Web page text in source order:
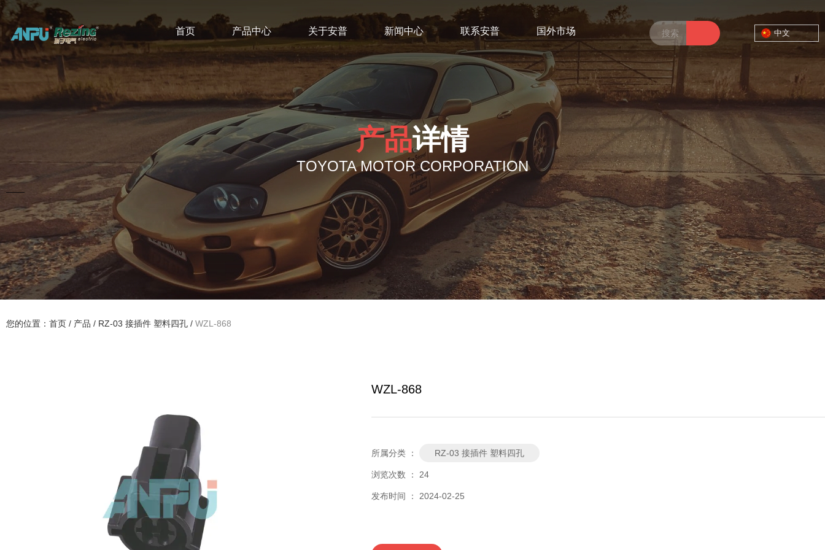
首页 产品中心 关于安普 新闻中心 联系安普 国外市场 中文
产品详情
TOYOTA MOTOR CORPORATION
您的位置：首页 / 产品 / RZ-03 接插件 塑料四孔 / WZL-868
WZL-868
所属分类 ： RZ-03 接插件 塑料四孔
浏览次数 ： 24
发布时间 ： 2024-02-25